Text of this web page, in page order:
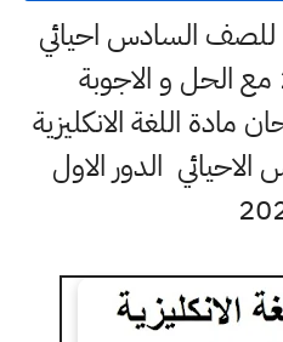
للصف السادس احيائي
مادة اللغة الانكليزية
الدور الاول